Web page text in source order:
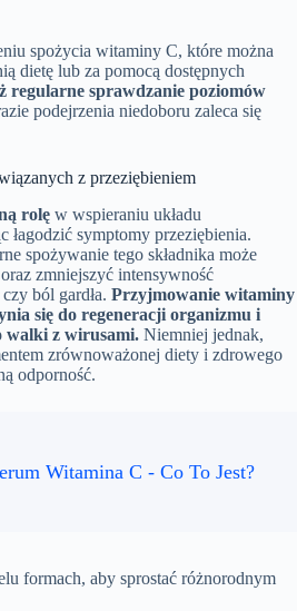
spożycia witaminy C, które można
dietę lub za pomocą dostępnych
regularne sprawdzanie poziomów
podejrzenia niedoboru zaleca się
z przeziębieniem
rolę w wspieraniu układu
łagodzić symptomy przeziębienia.
spożywanie tego składnika może
zmniejszyć intensywność
ból gardła. Przyjmowanie witaminy
się do regeneracji organizmu i
walki z wirusami. Niemniej jednak,
zrównoważonej diety i zdrowego
odporność.
Witamina C - Co To Jest?
formach, aby sprostać różnorodnym